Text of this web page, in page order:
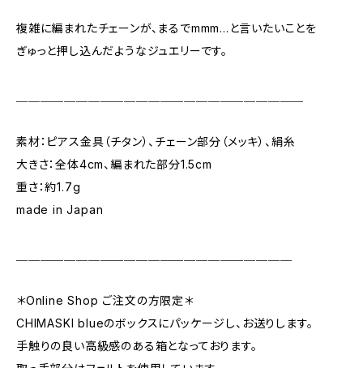
複雑に編まれたチェーンが、まるでmmm...と言いたいことを
ぎゅっと押し込んだようなジュエリーです。
素材：ピアス金具（チタン）、チェーン部分（メッキ）、絹糸
大きさ：全体4cm、編まれた部分1.5cm
重さ：約1.7g
made in Japan
＊Online Shop ご注文の方限定＊
CHIMASKI blueのボックスにパッケージし、お送りします。
手触りの良い高級感のある箱となっております。